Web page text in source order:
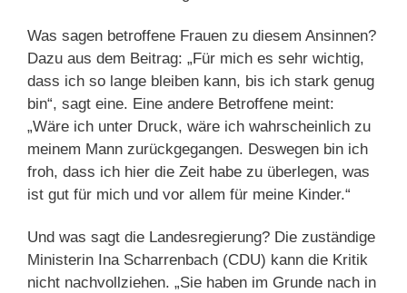
Was sagen betroffene Frauen zu diesem Ansinnen?
Dazu aus dem Beitrag: „Für mich es sehr wichtig,
dass ich so lange bleiben kann, bis ich stark genug
bin“, sagt eine. Eine andere Betroffene meint:
„Wäre ich unter Druck, wäre ich wahrscheinlich zu
meinem Mann zurückgegangen. Deswegen bin ich
froh, dass ich hier die Zeit habe zu überlegen, was
ist gut für mich und vor allem für meine Kinder.“
Und was sagt die Landesregierung? Die zuständige
Ministerin Ina Scharrenbach (CDU) kann die Kritik
nicht nachvollziehen. „Sie haben im Grunde nach in